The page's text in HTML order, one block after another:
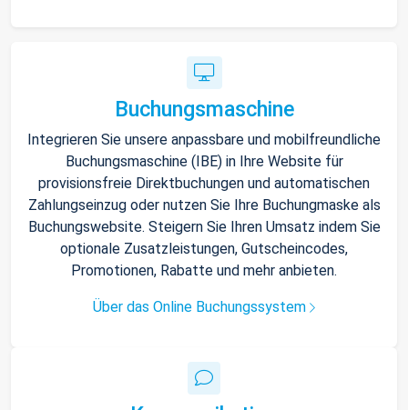
Buchungsmaschine
Integrieren Sie unsere anpassbare und mobilfreundliche
Buchungsmaschine (IBE) in Ihre Website für
provisionsfreie Direktbuchungen und automatischen
Zahlungseinzug oder nutzen Sie Ihre Buchungmaske als
Buchungswebsite. Steigern Sie Ihren Umsatz indem Sie
optionale Zusatzleistungen, Gutscheincodes,
Promotionen, Rabatte und mehr anbieten.
Über das Online Buchungssystem